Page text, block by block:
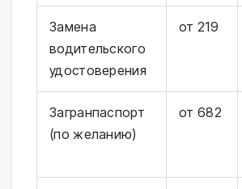
Замена
водительского
удостоверения
от 219
Загранпаспорт
(по желанию)
от 682